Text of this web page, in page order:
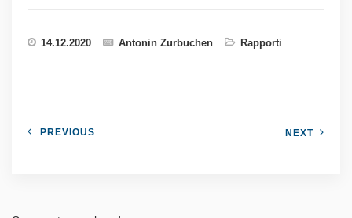
14.12.2020 Antonin Zurbuchen Rapporti
PREVIOUS NEXT